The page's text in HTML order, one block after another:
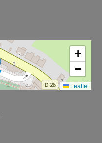
+
−
Leaflet